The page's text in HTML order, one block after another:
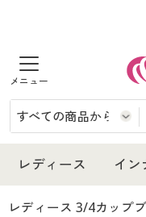
商品を探す
レディース
レディースファッション
インナー・下着
インナー・下着通販す
メンズ
レディース イン
レディース 3/4カップ